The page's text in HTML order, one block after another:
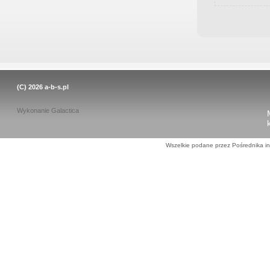
(C) 2026 a-b-s.pl
Wykonanie Galactica
Wszelkie podane przez Pośrednika